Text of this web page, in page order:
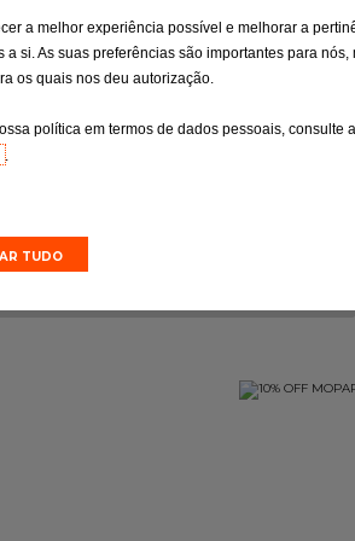
Travagem
Uma travagem eficaz para um
perfeito domínio da sua viatura
a melhor experiência possível e melhorar a
si. As suas preferências são importantes para nós,
os quais nos deu autorização.
política em termos de dados pessoais, consulte
.
TUDO